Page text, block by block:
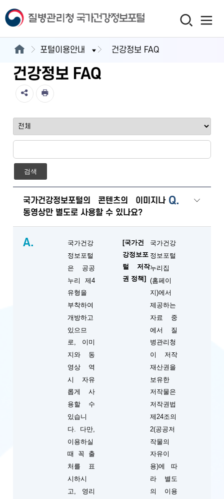
포털이용안내 건강정보 FAQ
건강정보 FAQ
검색
Q.
국가건강정보포털의 콘텐츠의 이미지나
동영상만 별도로 사용할 수 있나요?
A.
국가건강
정보포털
은 공공
누리 제4
유형을
부착하여
개방하고
있으므
로, 이미
지와 동
영상 역
시 자유
롭게 사
용할 수
있습니
다. 다만,
이용하실
때 꼭 출
처를 표
시하시
고, 영리
[국가건
강정보포
털 저작
권 정책]
국가건강
정보포털
누리집
(홈페이
지)에서
제공하는
자료 중
에서 질
병관리청
이 저작
재산권을
보유한
저작물은
저작권법
제24조의
2(공공저
작물의
자유이
용)에 따
라 별도
의 이용